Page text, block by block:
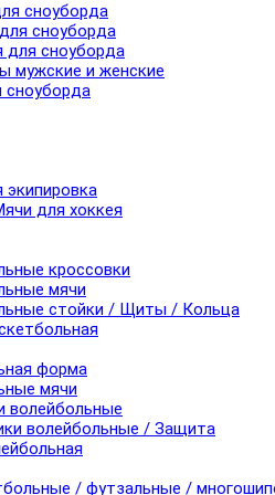
сноуборда
сноуборда
для сноуборда
мужские и женские
сноуборда
экипировка
для хоккея
кроссовки
мячи
стойки / Щиты / Кольца
форма
мячи
волейбольные
волейбольные / Защита
/ футзальные /